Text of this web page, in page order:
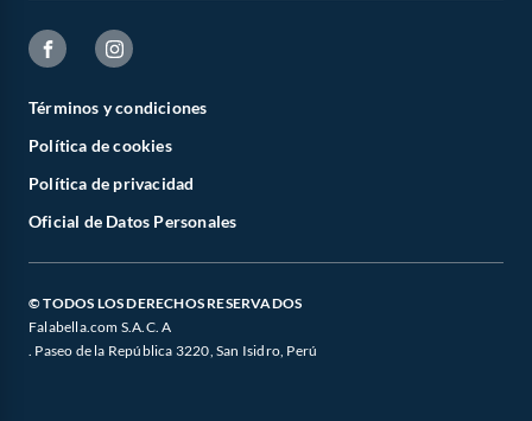
Términos y condiciones
Política de cookies
Política de privacidad
Oficial de Datos Personales
© TODOS LOS DERECHOS RESERVADOS
Falabella.com S.A.C. A
. Paseo de la República 3220, San Isidro, Perú